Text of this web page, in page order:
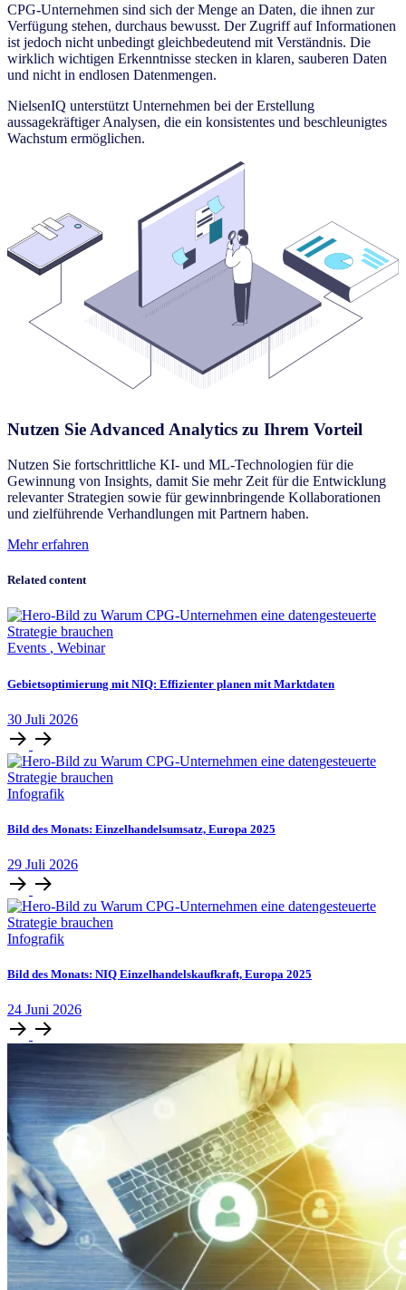
CPG-Unternehmen sind sich der Menge an Daten, die ihnen zur
Verfügung stehen, durchaus bewusst. Der Zugriff auf Informationen
ist jedoch nicht unbedingt gleichbedeutend mit Verständnis. Die
wirklich wichtigen Erkenntnisse stecken in klaren, sauberen Daten
und nicht in endlosen Datenmengen.
NielsenIQ unterstützt Unternehmen bei der Erstellung
aussagekräftiger Analysen, die ein konsistentes und beschleunigtes
Wachstum ermöglichen.
Nutzen Sie Advanced Analytics zu Ihrem Vorteil
Nutzen Sie fortschrittliche KI- und ML-Technologien für die
Gewinnung von Insights, damit Sie mehr Zeit für die Entwicklung
relevanter Strategien sowie für gewinnbringende Kollaborationen
und zielführende Verhandlungen mit Partnern haben.
Mehr erfahren
Related content
Events , Webinar
Gebietsoptimierung mit NIQ: Effizienter planen mit Marktdaten
30 Juli 2026
Infografik
Bild des Monats: Einzelhandelsumsatz, Europa 2025
29 Juli 2026
Infografik
Bild des Monats: NIQ Einzelhandelskaufkraft, Europa 2025
24 Juni 2026